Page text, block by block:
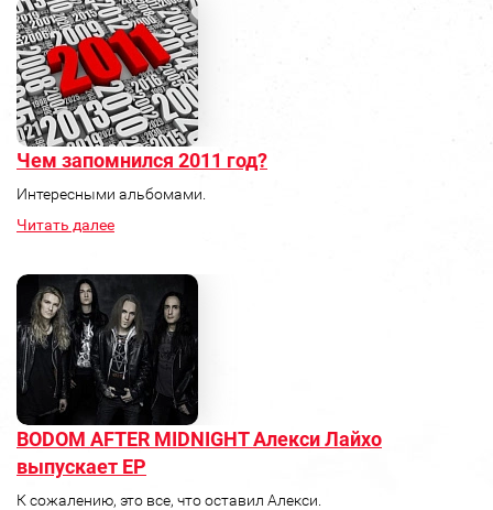
Чем запомнился 2011 год?
Интересными альбомами.
Читать далее
BODOM AFTER MIDNIGHT Алекси Лайхо
выпускает ЕР
К сожалению, это все, что оставил Алекси.